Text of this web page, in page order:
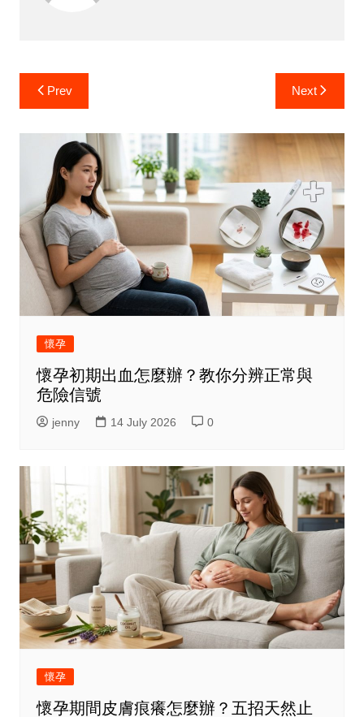
Post
navigation
Prev Next
懷孕
懷孕初期出血怎麼辦？教你分辨正常與
危險信號
jenny 14 July 2026 0
懷孕
懷孕期間皮膚痕癢怎麼辦？五招天然止